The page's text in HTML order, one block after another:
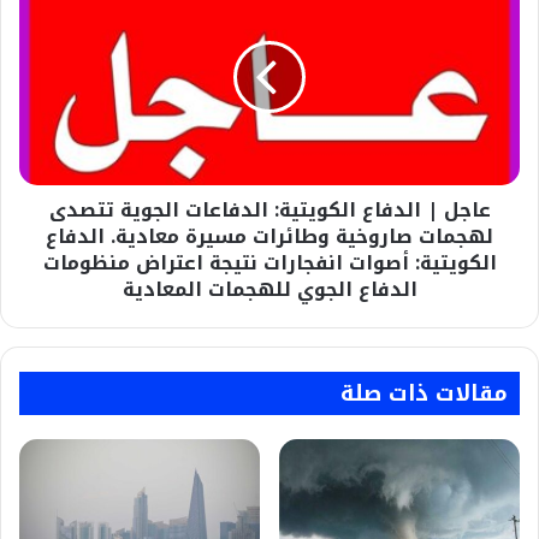
الدفاعات
الجوية
تتصدى
صاروخية
وطائرات
مسيرة
معادية.
أصوات
نتيجة
اعتراض
منظومات
الدفاع
الجوي
للهجمات
عاجل | الدفاع الكويتية: الدفاعات الجوية تتصدى
لهجمات صاروخية وطائرات مسيرة معادية. الدفاع
الكويتية: أصوات انفجارات نتيجة اعتراض منظومات
الدفاع الجوي للهجمات المعادية
مقالات ذات صلة